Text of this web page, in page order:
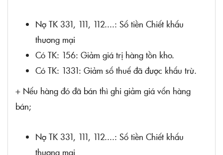
Nợ TK 331, 111, 112....: Số tiền Chiết khấu
thương mại
Có TK: 156: Giảm giá trị hàng tồn kho.
Có TK: 1331: Giảm số thuế đã được khấu trừ.
+ Nếu hàng đó đã bán thì ghi giảm giá vốn hàng
bán;
Nợ TK 331, 111, 112....: Số tiền Chiết khấu
thương mại